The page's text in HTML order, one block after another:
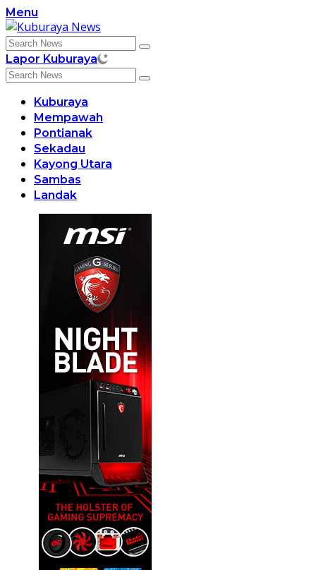
Skip
to
content
Menu
Lapor Kuburaya
Kuburaya
Mempawah
Pontianak
Sekadau
Kayong Utara
Sambas
Landak